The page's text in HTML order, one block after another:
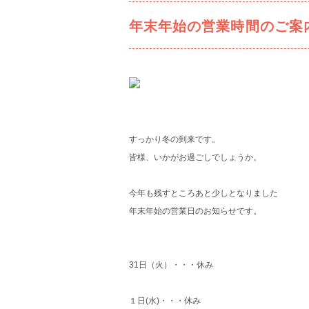
年末年始の営業時間のご案
すっかり冬の到来です。
皆様、いかがお過ごしでしょうか。
今年も残すところあと少しとなりました
年末年始の営業日のお知らせです。
31日（火）・・・休み
１日(水)・・・休み